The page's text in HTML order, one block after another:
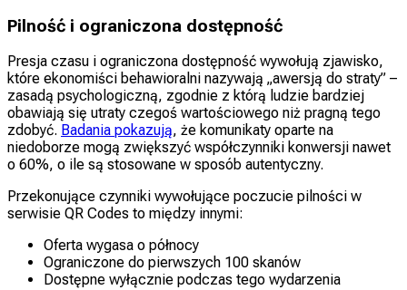
Pilność i ograniczona dostępność
Presja czasu i ograniczona dostępność wywołują zjawisko,
które ekonomiści behawioralni nazywają „awersją do straty” –
zasadą psychologiczną, zgodnie z którą ludzie bardziej
obawiają się utraty czegoś wartościowego niż pragną tego
zdobyć. Badania pokazują, że komunikaty oparte na
niedoborze mogą zwiększyć współczynniki konwersji nawet
o 60%, o ile są stosowane w sposób autentyczny.
Przekonujące czynniki wywołujące poczucie pilności w
serwisie QR Codes to między innymi:
Oferta wygasa o północy
Ograniczone do pierwszych 100 skanów
Dostępne wyłącznie podczas tego wydarzenia